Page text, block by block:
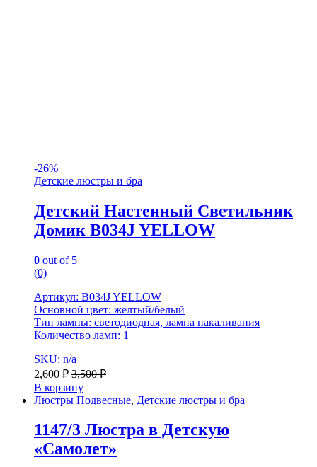
-26%
Детские люстры и бра
Детский Настенный Светильник
Домик B034J YELLOW
0 out of 5
(0)
Артикул: B034J YELLOW
Основной цвет: желтый/белый
Тип лампы: светодиодная, лампа накаливания
Количество ламп: 1
SKU: n/a
2,600 ₽ 3,500₽
В корзину
Люстры Подвесные, Детские люстры и бра
1147/3 Люстра в Детскую
«Самолет»